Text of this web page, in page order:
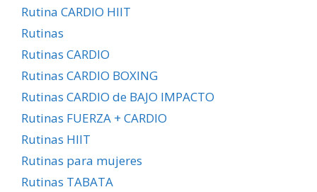
Rutina CARDIO HIIT
Rutinas
Rutinas CARDIO
Rutinas CARDIO BOXING
Rutinas CARDIO de BAJO IMPACTO
Rutinas FUERZA + CARDIO
Rutinas HIIT
Rutinas para mujeres
Rutinas TABATA